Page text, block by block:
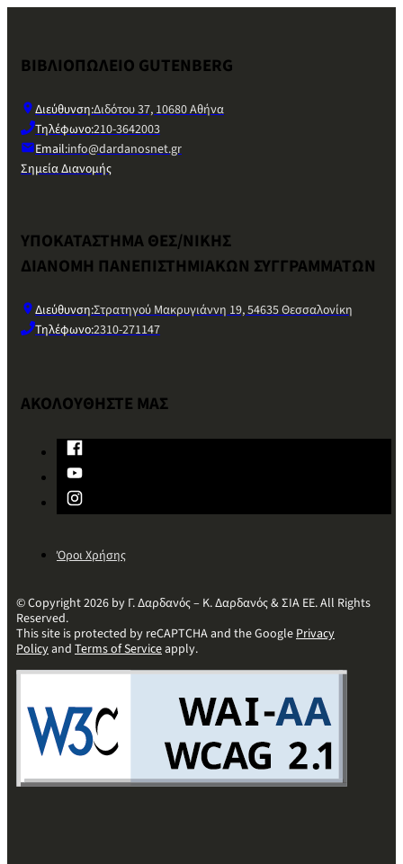
ΒΙΒΛΙΟΠΩΛΕΙΟ GUTENBERG
Διεύθυνση:Διδότου 37, 10680 Αθήνα
Τηλέφωνο:210-3642003
Email:info@dardanosnet.gr
Σημεία Διανομής
ΥΠΟΚΑΤΑΣΤΗΜΑ ΘΕΣ/ΝΙΚΗΣ
ΔΙΑΝΟΜΗ ΠΑΝΕΠΙΣΤΗΜΙΑΚΩΝ ΣΥΓΓΡΑΜΜΑΤΩΝ
Διεύθυνση:Στρατηγού Μακρυγιάννη 19, 54635 Θεσσαλονίκη
Τηλέφωνο:2310-271147
ΑΚΟΛΟΥΘΗΣΤΕ ΜΑΣ
Όροι Χρήσης
© Copyright 2026 by Γ. Δαρδανός – Κ. Δαρδανός & ΣΙΑ ΕΕ. All Rights
Reserved.
This site is protected by reCAPTCHA and the GooglePrivacy
Policyand Terms of Serviceapply.